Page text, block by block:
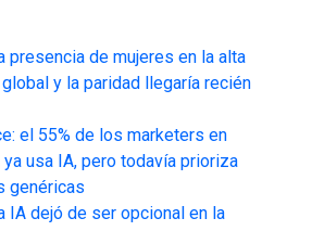
presencia de mujeres en la alta
y la paridad llegaría recién
el 55% de los marketers en
ya usa IA, pero todavía prioriza
genéricas
IA dejó de ser opcional en la